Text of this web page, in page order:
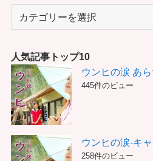
リ
ー
人気記事トップ10
ウンヒの涙 あ
445件のビュー
ウンヒの涙-キ
258件のビュー